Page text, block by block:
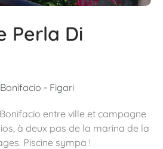
Perla Di
- Figari
entre ville et campagne
à deux pas de la marina de la
Piscine sympa !